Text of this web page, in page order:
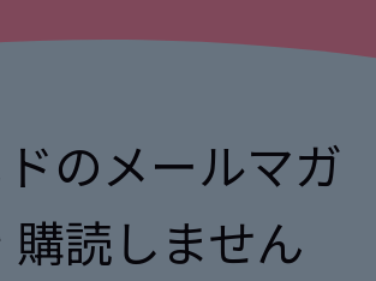
のメールマガ
購読しません